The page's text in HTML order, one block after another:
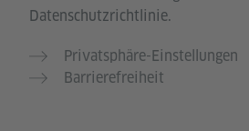
Datenschutzrichtlinie.
Privatsphäre-Einstellungen
Barrierefreiheit